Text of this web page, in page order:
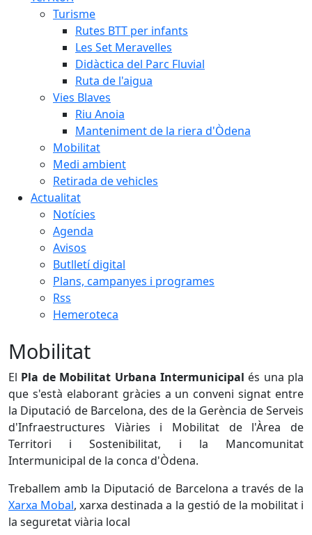
Turisme
Rutes BTT per infants
Les Set Meravelles
Didàctica del Parc Fluvial
Ruta de l'aigua
Vies Blaves
Riu Anoia
Manteniment de la riera d'Òdena
Mobilitat
Medi ambient
Retirada de vehicles
Actualitat
Notícies
Agenda
Avisos
Butlletí digital
Plans, campanyes i programes
Rss
Hemeroteca
Mobilitat
El Pla de Mobilitat Urbana Intermunicipal és una pla
que s'està elaborant gràcies a un conveni signat entre
la Diputació de Barcelona, des de la Gerència de Serveis
d'Infraestructures Viàries i Mobilitat de l'Àrea de
Territori i Sostenibilitat, i la Mancomunitat
Intermunicipal de la conca d'Òdena.
Treballem amb la Diputació de Barcelona a través de la
Xarxa Mobal, xarxa destinada a la gestió de la mobilitat i
la seguretat viària local